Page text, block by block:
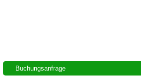
Buchungsanfrage